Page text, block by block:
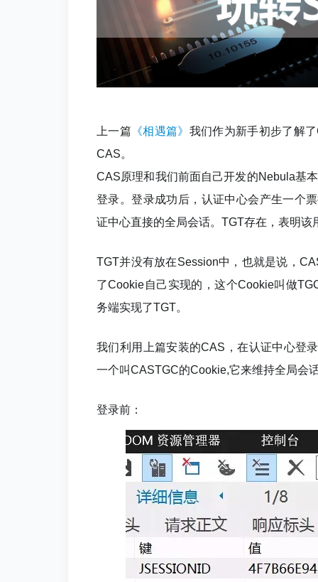
上一篇 《相遇篇》 我们作为新手初步了解
CAS。
CAS原理和我们前面自己开发的Nebula基
登录。登录成功后，认证中心会产生一个
证中心直接的全局会话。TGT存在，表明该
TGT并没有放在Session中，也就是说，
了Cookie自己实现的，这个Cookie叫做
务端实现了TGT。
我们利用上篇安装的CAS，在认证中心登
一个叫CASTGC的Cookie,它来维持全局会
登录前：